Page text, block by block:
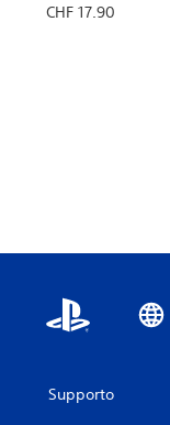
CHF 17.90
Supporto